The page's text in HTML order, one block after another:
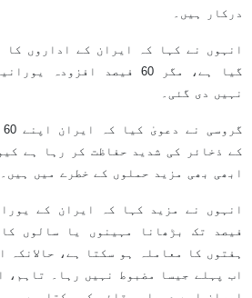
درکار ہیں۔
انہوں نے کہا کہ ایران کے اداروں کا
گیا ہے، مگر 60 فیصد
نہیں دی گئی۔
کے ذخائر کی شدید حفاظت کر رہا ہے
ابھی بھی مزید حملوں کے خطرے میں ہیں۔
فیصد تک بڑھانا مہینوں یا سالوں
ہفتوں کا معاملہ ہو سکتا ہے، حالانکہ
اب پہلے جیسا مضبوط نہیں رہا۔ تاہم،